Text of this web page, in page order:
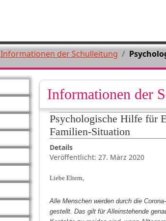
Informationen der Schulleitung
Informationen der
Psychologische Hilfe für
Familien-Situation
Details
Veröffentlicht: 27. März 2020
Liebe Eltern,
Alle Menschen werden durch die
gestellt. Das gilt für Alleinstehende